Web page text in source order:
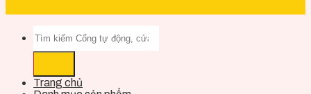
Trang chủ